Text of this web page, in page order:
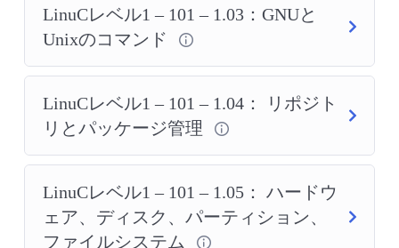
LinuCレベル1 – 101 – 1.03：GNUと
Unixのコマンド
LinuCレベル1 – 101 – 1.04： リポジト
リとパッケージ管理
LinuCレベル1 – 101 – 1.05： ハードウ
ェア、ディスク、パーティション、
ファイルシステム